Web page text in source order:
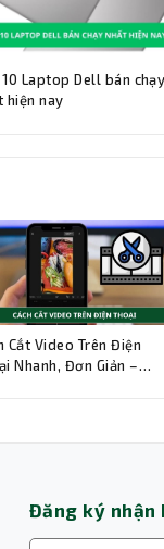
10 Laptop Dell bán chạy
hiện nay
Cắt Video Trên Điện
Nhanh, Đơn Giản –
Đăng ký nhận